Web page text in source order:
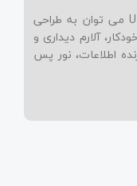
می توان به طراحی
آلارم دیداری و
اطلاعات، نور پس